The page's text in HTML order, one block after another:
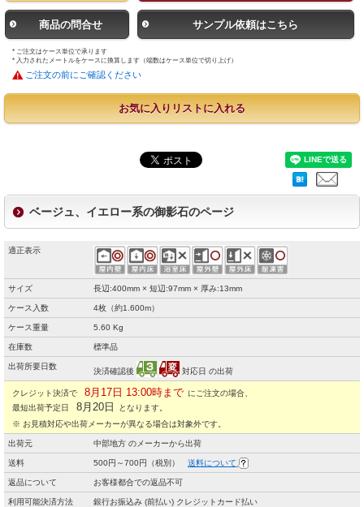
商品の問合せ サンプル依頼はこちら
* ご注文はケース単位で承ります
* 入力されたメートルをケースに換算します（端数はケース単位で切り上げ）
ご注文の前にご確認ください
お気に入りリストに入れる
ベージュ、イエロー系の御影石のページ
適正表示
サイズ 長辺:400mm × 短辺:97mm × 厚み:13mm
ケース入数 4枚（約1.600m）
ケース重量 5.60 Kg
在庫数 標準品
出荷所要日数
決済確認後 対応日 の出荷
クレジット決済で 8月17日 13:00時まで にご注文の場合、
最短出荷予定日
8月20日
となります。
※ お見積対応や出荷メーカーが異なる場合は対象外です。
出荷元 中部地方 のメーカーから出荷
送料 500円～700円（税別） 送料について
返品について お客様都合での返品不可
利用可能決済方法 銀行お振込み (前払い) クレジットカード払い